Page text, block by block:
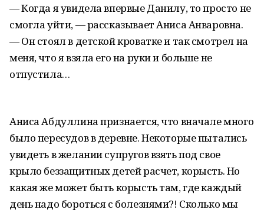
— Когда я увидела впервые Данилу, то просто не
смогла уйти, — рассказывает Аниса Анваровна.
— Он стоял в детской кроватке и так смотрел на
меня, что я взяла его на руки и больше не
отпустила…
Аниса Абдуллина признается, что вначале много
было пересудов в деревне. Некоторые пытались
увидеть в желании супругов взять под свое
крыло беззащитных детей расчет, корысть. Но
какая же может быть корысть там, где каждый
день надо бороться с болезнями?! Сколько мы